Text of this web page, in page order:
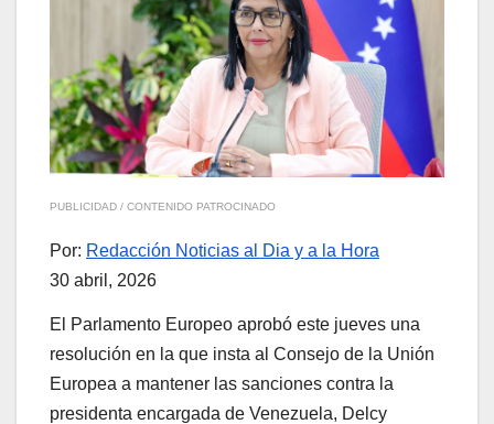
PUBLICIDAD / CONTENIDO PATROCINADO
Por: Redacción Noticias al Dia y a la Hora
30 abril, 2026
El Parlamento Europeo aprobó este jueves una
resolución en la que insta al Consejo de la Unión
Europea a mantener las sanciones contra la
presidenta encargada de Venezuela, Delcy